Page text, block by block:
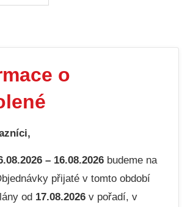
o
– 16.08.2026 budeme na
přijaté v tomto období
od 17.08.2026 v pořadí, v